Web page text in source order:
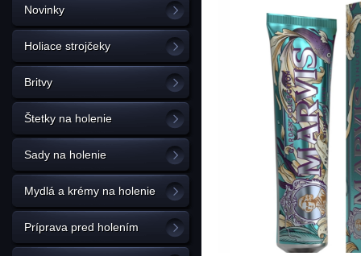
Novinky
Holiace strojčeky
Britvy
Štetky na holenie
Sady na holenie
Mydlá a krémy na holenie
Príprava pred holením